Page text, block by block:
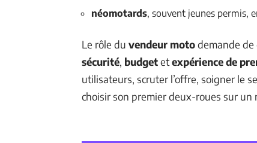
néomotards, souvent jeunes permis,
Le rôle du vendeur motodemande de
sécurité, budgetetexpérience de
utilisateurs, scruter l’offre, soigner le
choisir son premier deux-roues sur